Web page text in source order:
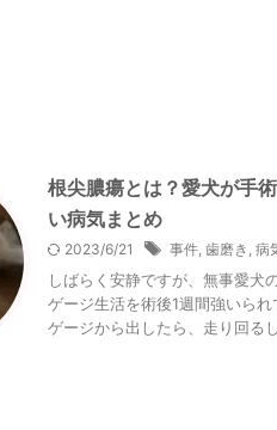
根尖膿瘍とは？愛犬が手
い病気まとめ
2023/6/21 事件, 歯磨き , 病
しばらく安静ですが、無事愛犬
ゲージ生活を術後1週間強いら
ゲージから出したら、走り回る